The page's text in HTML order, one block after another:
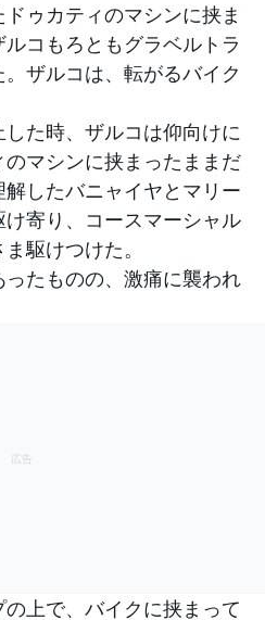
ゥカティのマシンに挟ま
コもろともグラベルトラ
ザルコは、転がるバイク
た時、ザルコは仰向けに
マシンに挟まったままだ
したバニャイヤとマリー
寄り、コースマーシャル
駆けつけた。
たものの、激痛に襲われ
の上で、バイクに挟まって